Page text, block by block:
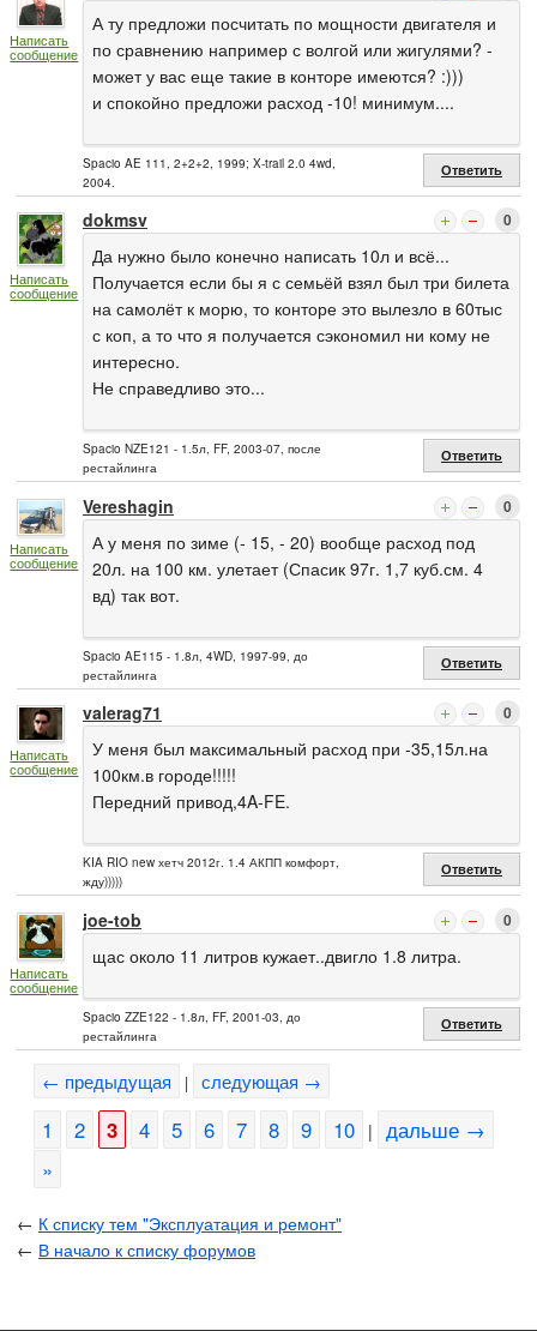
Написать
сообщение
А ту предложи посчитать по мощности двигателя и
по сравнению например с волгой или жигулями? -
может у вас еще такие в конторе имеются? :)))
и спокойно предложи расход -10! минимум....
Spacio AE 111, 2+2+2, 1999; X-trail 2.0 4wd,
2004.
Ответить
Написать
сообщение
dokmsv 0
Да нужно было конечно написать 10л и всё...
Получается если бы я с семьёй взял был три билета
на самолёт к морю, то конторе это вылезло в 60тыс
с коп, а то что я получается сэкономил ни кому не
интересно.
Не справедливо это...
Spacio NZE121 - 1.5л, FF, 2003-07, после
рестайлинга
Ответить
Написать
сообщение
Vereshagin 0
А у меня по зиме (- 15, - 20) вообще расход под
20л. на 100 км. улетает (Спасик 97г. 1,7 куб.см. 4
вд) так вот.
Spacio AE115 - 1.8л, 4WD, 1997-99, до
рестайлинга
Ответить
Написать
сообщение
valerag71 0
У меня был максимальный расход при -35,15л.на
100км.в городе!!!!!
Передний привод,4A-FE.
KIA RIO new хетч 2012г. 1.4 АКПП комфорт,
жду)))))
Ответить
Написать
сообщение
joe-tob 0
щас около 11 литров кужает..двигло 1.8 литра.
Spacio ZZE122 - 1.8л, FF, 2001-03, до
рестайлинга
Ответить
← предыдущая | следующая →
1 2 3 4 5 6 7 8 9 10 | дальше →
»
← К списку тем "Эксплуатация и ремонт"
← В начало к списку форумов